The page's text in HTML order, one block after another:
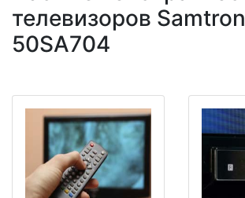
телевизоров Samtron
50SA704